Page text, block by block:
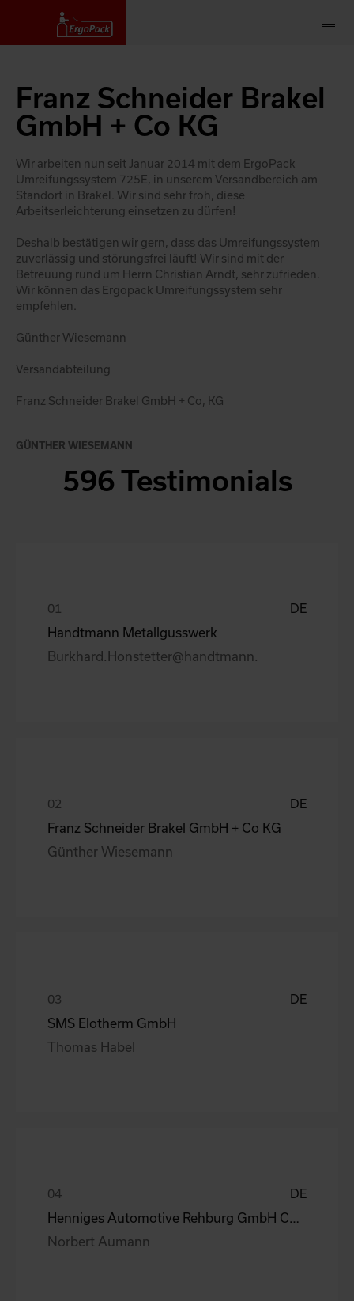
Franz Schneider Brakel
GmbH + Co KG
Wir arbeiten nun seit Januar 2014 mit dem ErgoPack
Umreifungssystem 725E, in unserem Versandbereich am
Standort in Brakel. Wir sind sehr froh, diese
Arbeitserleichterung einsetzen zu dürfen!
Deshalb bestätigen wir gern, dass das Umreifungssystem
zuverlässig und störungsfrei läuft! Wir sind mit der
Betreuung rund um Herrn Christian Arndt, sehr zufrieden.
Wir können das Ergopack Umreifungssystem sehr
empfehlen.
Günther Wiesemann
Versandabteilung
Franz Schneider Brakel GmbH + Co, KG
GÜNTHER WIESEMANN
596 Testimonials
DE
Handtmann Metallgusswerk
Burkhard.Honstetter@handtmann.
DE
Franz Schneider Brakel GmbH + Co KG
Günther Wiesemann
DE
SMS Elotherm GmbH
Thomas Habel
DE
Norbert Aumann